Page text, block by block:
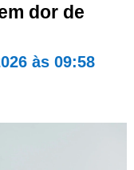
dor de
às 09:58